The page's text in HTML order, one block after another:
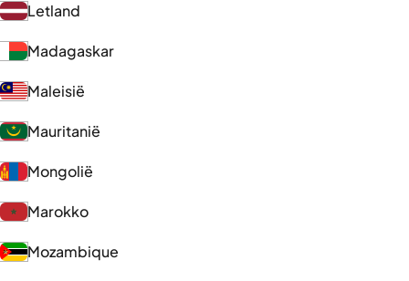
Letland
Madagaskar
Maleisië
Mauritanië
Mongolië
Marokko
Mozambique